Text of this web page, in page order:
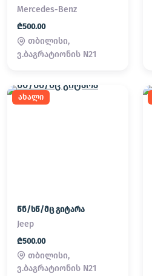
Mercedes-Benz
₾500.00
თბილისი,
ვ.ბაგრატიონის N21
ახალი
წნ/სწ/მც გიტარა
Jeep
₾500.00
თბილისი,
ვ.ბაგრატიონის N21